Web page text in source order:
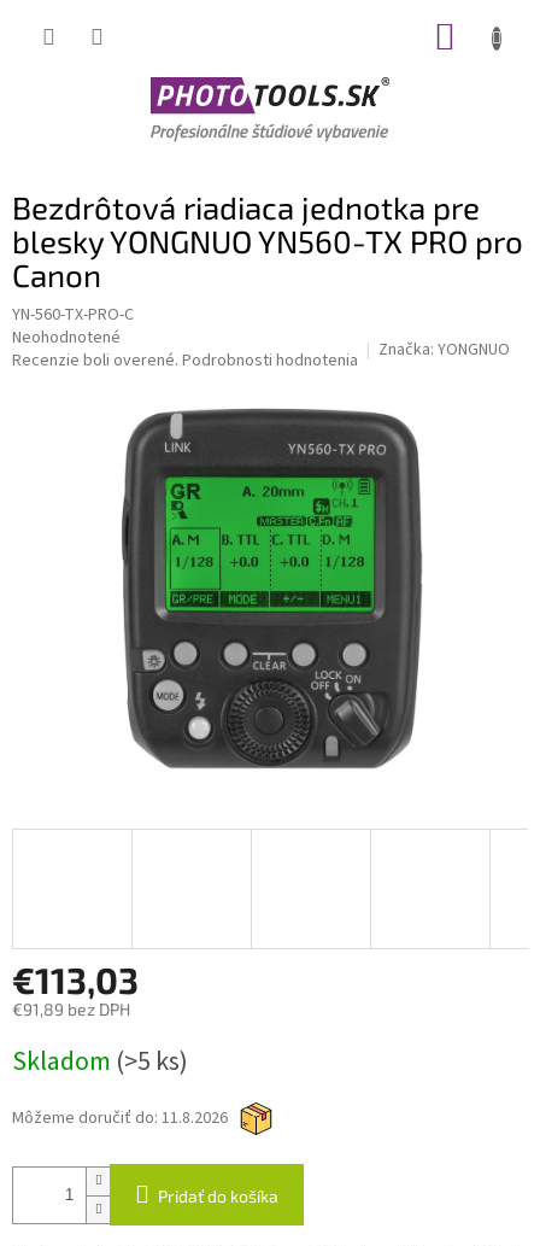
Bezdrôtová riadiaca jednotka pre
blesky YONGNUO YN560-TX PRO pro
Canon
YN-560-TX-PRO-C
Priemerné
hodnotenie
Neohodnotené
Recenzie boli overené. Podrobnosti hodnotenia Značka: YONGNUO
€113,03
€91,89 bez DPH
cena:
Skladom (>5 ks)
Môžeme doručiť do: 11.8.2026
Pridať do košíka